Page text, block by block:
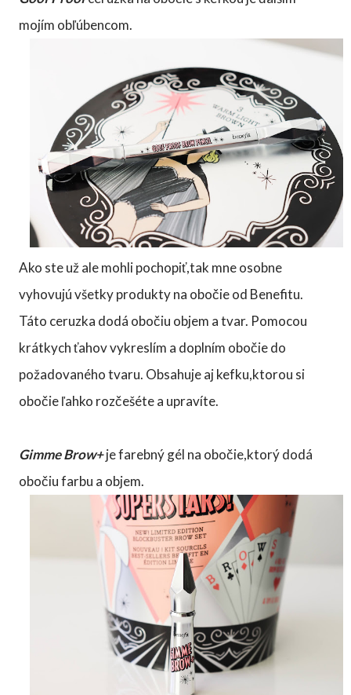
mojím obľúbencom.
Ako ste už ale mohli pochopiť,tak mne osobne
vyhovujú všetky produkty na obočie od Benefitu.
Táto ceruzka dodá obočiu objem a tvar. Pomocou
krátkych ťahov vykreslím a doplním obočie do
požadovaného tvaru. Obsahuje aj kefku,ktorou si
obočie ľahko rozčešéte a upravíte.
Gimme Brow+je farebný gél na obočie,ktorý dodá
obočiu farbu a objem.